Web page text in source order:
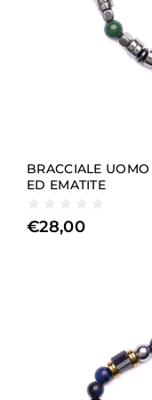
un tocco moderno
chiusure
praticità,
rinunciare
della lavorazione.
garantisce
Della Rovere,
offrire la
La varietà di
da indossare
BRACCIALE
BRACCIALE
ED EMATITE
€28,00